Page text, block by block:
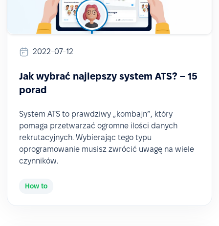
2022-07-12
Jak wybrać najlepszy system ATS? – 15
porad
System ATS to prawdziwy „kombajn”, który
pomaga przetwarzać ogromne ilości danych
rekrutacyjnych. Wybierając tego typu
oprogramowanie musisz zwrócić uwagę na wiele
czynników.
How to